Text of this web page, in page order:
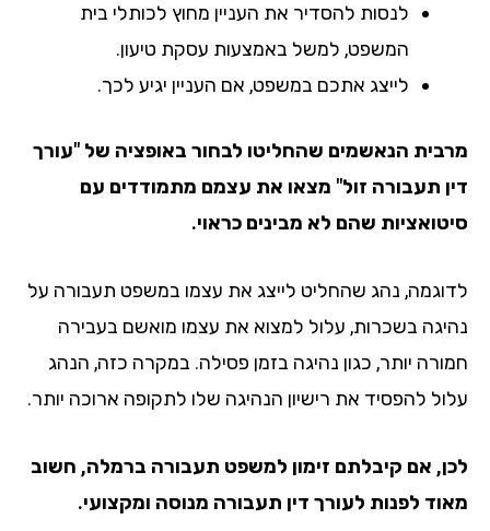
לנסות להסדיר את העניין מחוץ לכותלי בית
המשפט, למשל באמצעות עסקת טיעון.
לייצג אתכם במשפט, אם העניין יגיע לכך.
הנאשמים שהחליטו לבחור באופציה של "עורך
תעבורה זול" מצאו את עצמם מתמודדים עם
שהם לא מבינים כראוי.
נהג שהחליט לייצג את עצמו במשפט תעבורה על
בשכרות, עלול למצוא את עצמו מואשם בעבירה
יותר, כגון נהיגה בזמן פסילה. במקרה כזה, הנהג
להפסיד את רישיון הנהיגה שלו לתקופה ארוכה יותר.
אם קיבלתם זימון למשפט תעבורה ברמלה, חשוב
לפנות לעורך דין תעבורה מנוסה ומקצועי.